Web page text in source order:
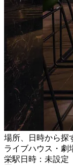
場所、日時から探
ライブハウス・劇
栄駅日時：未設定